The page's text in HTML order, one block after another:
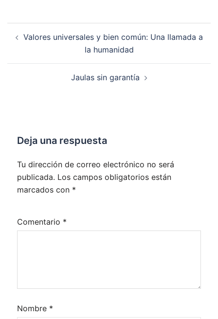
de Valores universales y bien común: Una llamada a
la humanidad
Jaulas sin garantía
Deja una respuesta
Tu dirección de correo electrónico no será
publicada. Los campos obligatorios están
marcados con *
Comentario *
Nombre *